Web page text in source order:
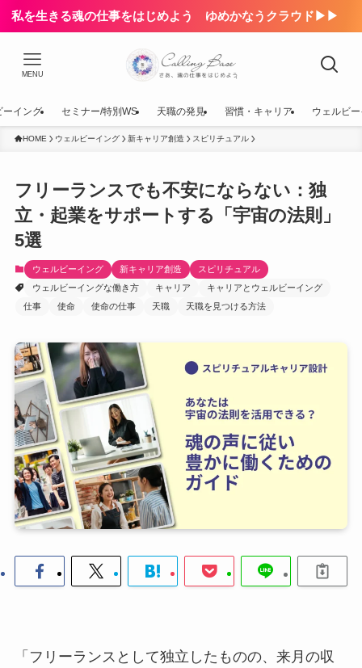
私を生きる魂の仕事をはじめよう ゆめかなうクラウド▶▶
MENU
ーイング セミナー/特別WS 天職の発見 習慣・キャリア ウェルビ
HOME ウェルビーイング 新キャリア創造 スピリチュアル
フリーランスでも不安にならない：独
立・起業をサポートする「宇宙の法則」
5選
ウェルビーイング 新キャリア創造
スピリチュアル
ウェルビーイングな働き方
キャリア
キャリアとウェルビーイング
仕事
使命 使命の仕事 天職 天職を見つける方法
「フリーランスとして独立したものの、来月の収